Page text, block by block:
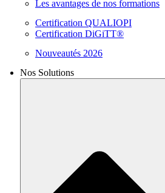
Les avantages de nos formations
Certification QUALIOPI
Certification DiGiTT®
Nouveautés 2026
Nos Solutions